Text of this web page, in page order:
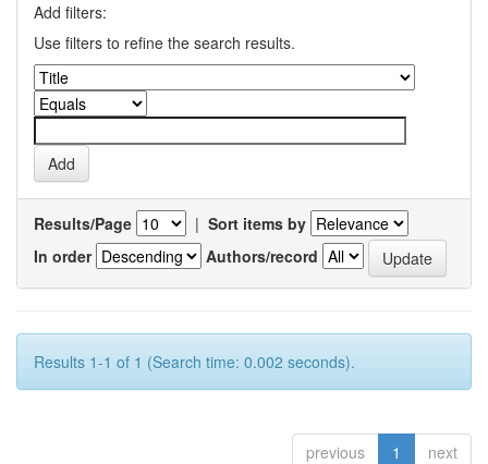
Add filters:
Use filters to refine the search results.
Results/Page | Sort items by
In order
Authors/record
Results 1-1 of 1 (Search time: 0.002 seconds).
previous 1 next